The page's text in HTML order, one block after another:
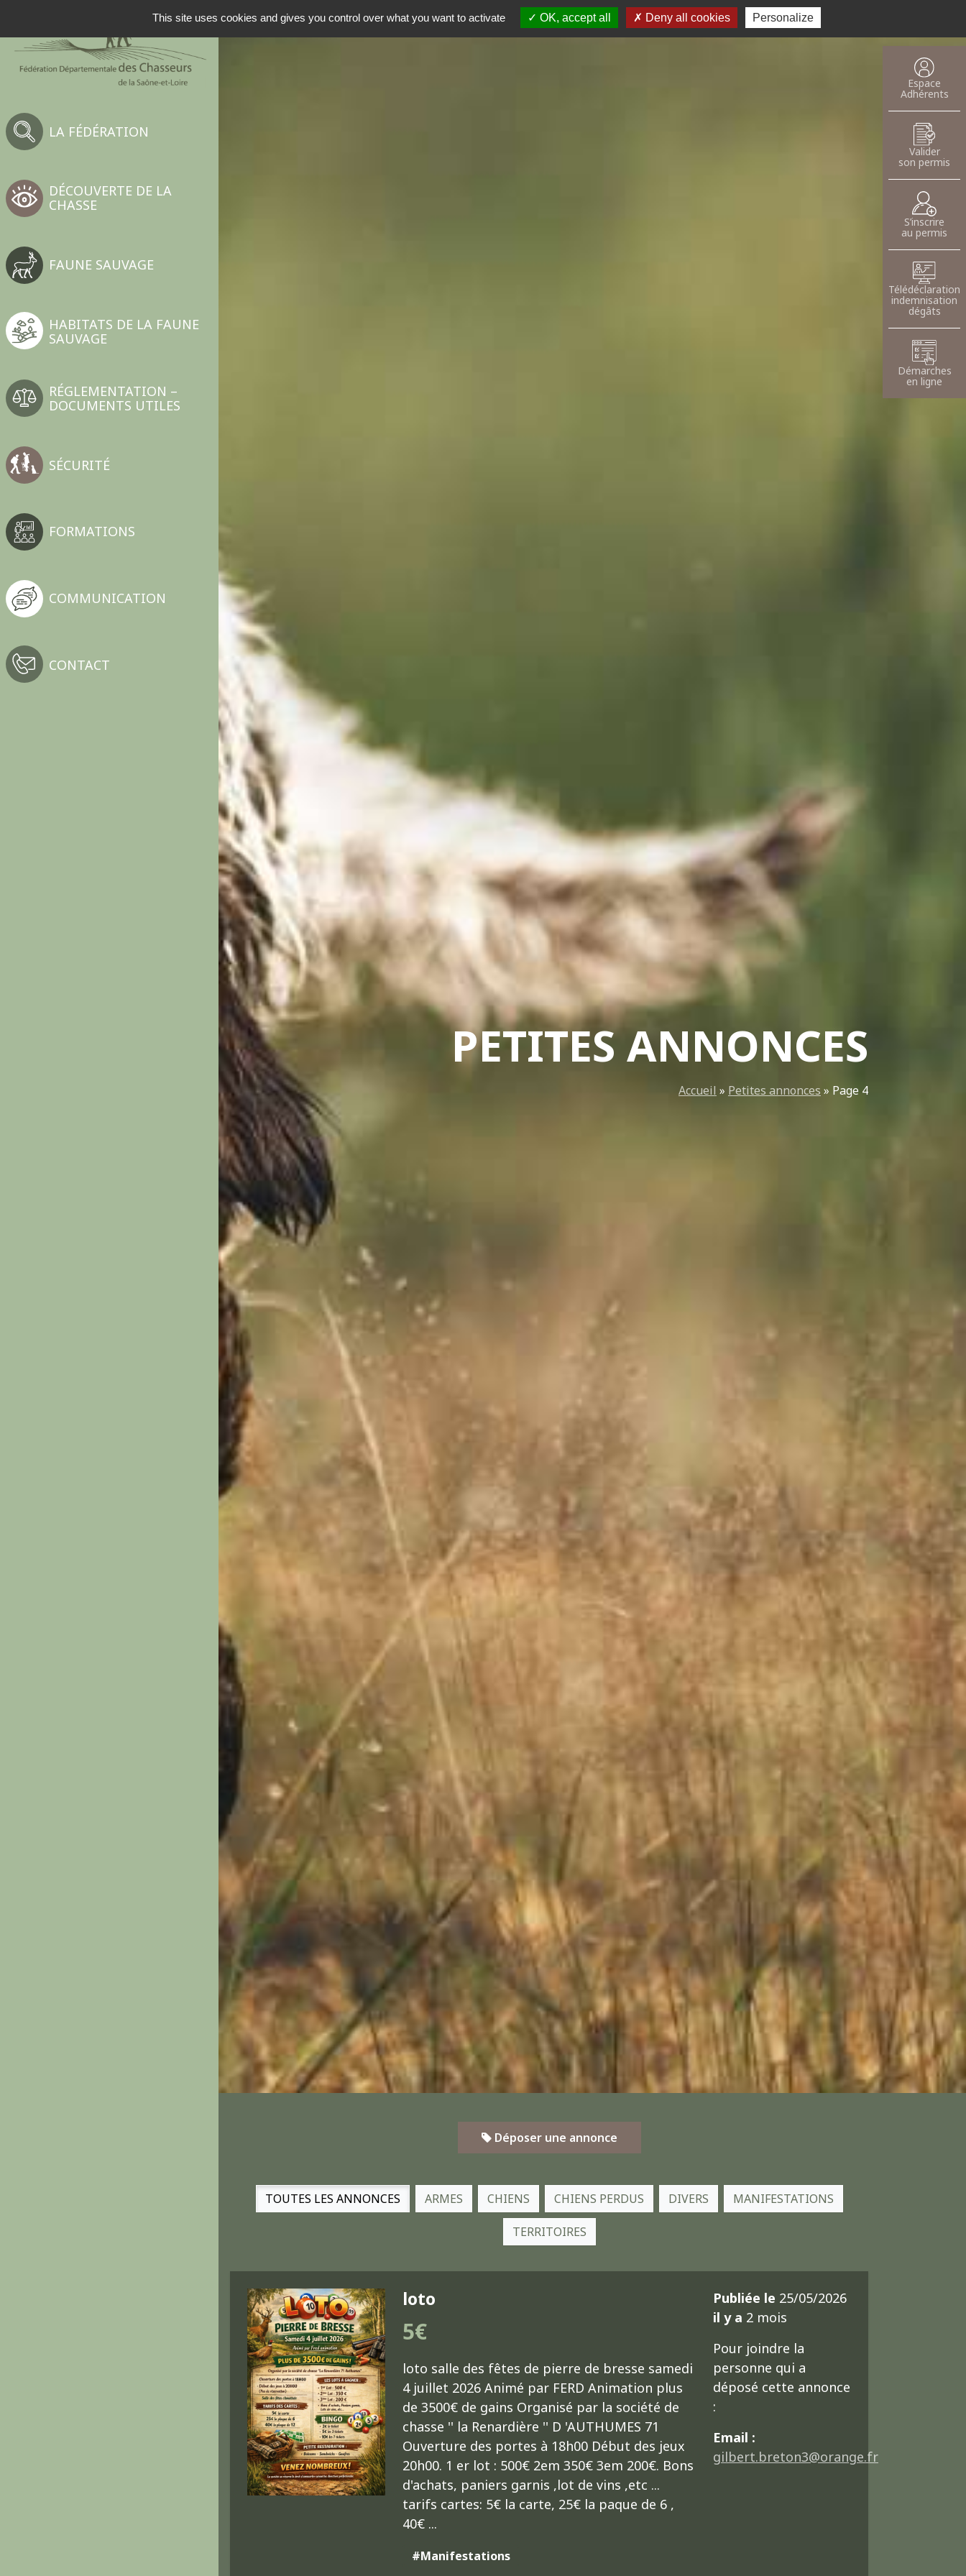
NAVIGATION PRINCIPALE
LA FÉDÉRATION
DÉCOUVERTE DE LA
CHASSE
FAUNE SAUVAGE
HABITATS DE LA FAUNE
SAUVAGE
RÉGLEMENTATION –
DOCUMENTS UTILES
SÉCURITÉ
FORMATIONS
COMMUNICATION
CONTACT
AG 2026 Déposer une annnonce Recherche pour :
PETITES ANNONCES
Accueil » Petites annonces » Page 4
Déposer une annonce
TOUTES LES ANNONCES ARMES CHIENS CHIENS PERDUS DIVERS MANIFESTATIONS
TERRITOIRES
loto
5€
loto salle des fêtes de pierre de bresse samedi
4 juillet 2026 Animé par FERD Animation plus
de 3500€ de gains Organisé par la société de
chasse '' la Renardière '' D 'AUTHUMES 71
Ouverture des portes à 18h00 Début des jeux
20h00. 1 er lot : 500€ 2em 350€ 3em 200€. Bons
d'achats, paniers garnis ,lot de vins ,etc ...
tarifs cartes: 5€ la carte, 25€ la paque de 6 ,
40€ ...
#Manifestations
Publiée le 25/05/2026
il y a 2 mois
Pour joindre la
personne qui a
déposé cette annonce
:
Email :
gilbert.breton3@orange.fr
Espace
Adhérents
Valider
son permis
S’inscrire
au permis
Télédéclaration
indemnisation
dégâts
Démarches
en ligne
This site uses cookies and gives you control over what you want to activate OK, accept all Deny all cookies Personalize